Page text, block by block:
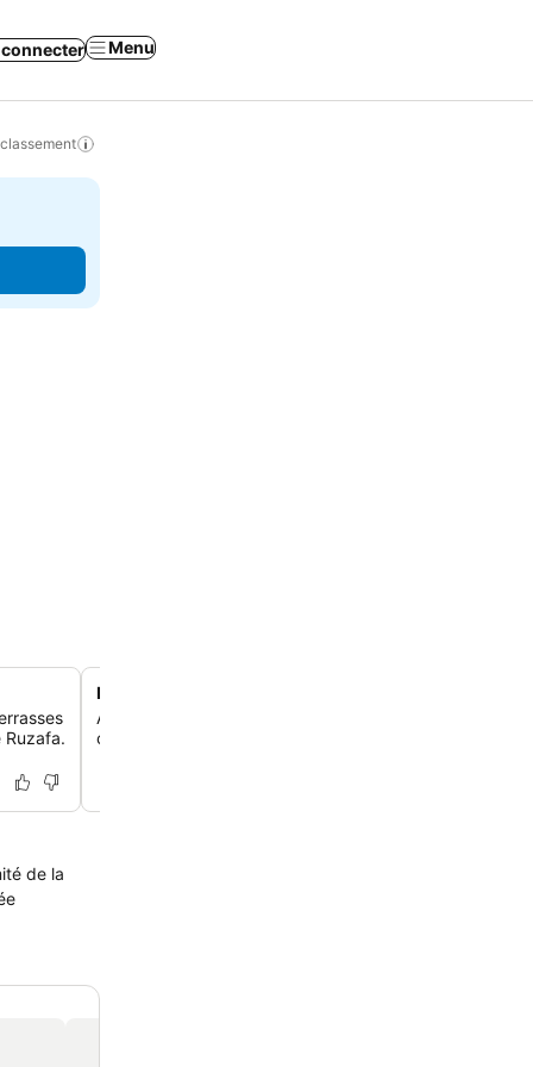
connecter Menu
Façade boutique du 19e siècle
Admire l'impressionnante façade du 19e siècle de
charme historique aux commodités modernes au cœur
de la